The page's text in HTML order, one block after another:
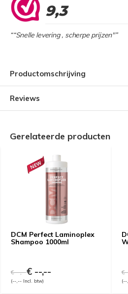
9,3
““Snelle levering , scherpe prijzen"”
Productomschrijving
Reviews
Gerelateerde producten
DCM Perfect Laminoplex
Shampoo 1000ml
€ --,--€ --,--
(--,-- Incl. btw)
€